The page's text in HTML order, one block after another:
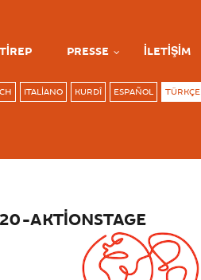
PRESSE İLETIŞIM
ITALIANO KURDÎ ESPAÑOL TÜRKÇE
AKTIONSTAGE